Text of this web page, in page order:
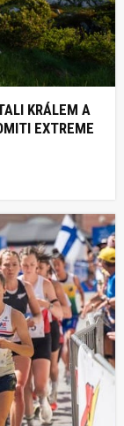
KRÁLEM A
EXTREME